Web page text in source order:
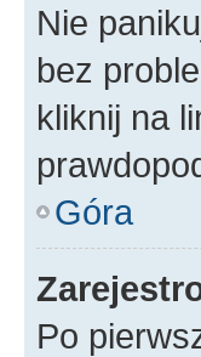
Nie
bez
kliknij na
Góra
Po